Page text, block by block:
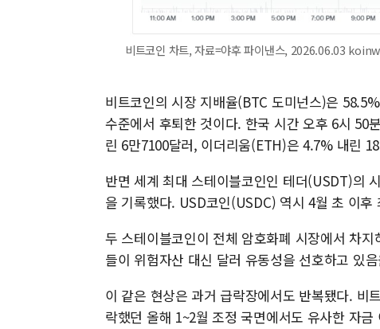
비트코인 차트, 자료=야후 파이낸스, 2026.06.03
비트코인의 시장 지배율(BTC 도미넌스)은
수준에서 후퇴한 것이다. 한국 시간 오후 6시 50
린 6만7100달러, 이더리움(ETH)은 4.7% 내린
반면 세계 최대 스테이블코인인 테더(USDT)의
을 기록했다. USD코인(USDC) 역시 4월 초 이후
두 스테이블코인이 전체 암호화폐 시장에서 차
들이 위험자산 대신 달러 유동성을 선호하고 있
이 같은 현상은 과거 급락장에서도 반복됐다. 비
락했던 올해 1~2월 조정 국면에서도 유사한 자금